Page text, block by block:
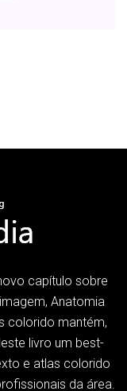
capítulo sobre
Anatomia
colorido mantém,
livro um best-
e atlas colorido
da área.